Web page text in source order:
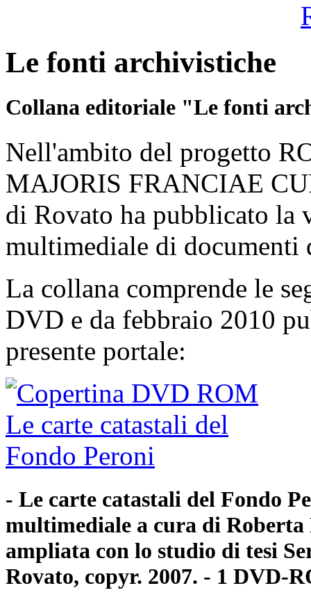
Le fonti archivistiche
Collana editoriale "Le fonti
Nell'ambito del progetto
MAJORIS FRANCIAE
di Rovato ha pubblicato la
multimediale di
La collana comprende le
DVD e da febbraio 2010
presente portale:
- Le carte catastali del Fondo
multimediale a cura di
ampliata con lo studio di tesi
Rovato, copyr. 2007. - 1 DVD-